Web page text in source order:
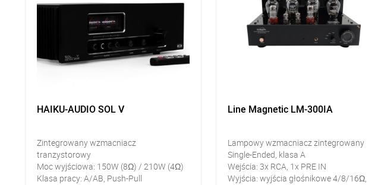
HAIKU-AUDIO SOL V
Zintegrowany wzmacniacz
tranzystorowy
Moc wyjściowa: 150W (8Ω) / 210W (4Ω)
Klasa pracy: A/AB, Push-Pull
Line Magnetic LM-300IA
Lampowy wzmacniacz zintegrowany
Single-Ended, klasa A
Wejścia: 3x RCA, 1x PRE IN
Wyjścia: wyjścia głośnikowe 4/8/16Ω,